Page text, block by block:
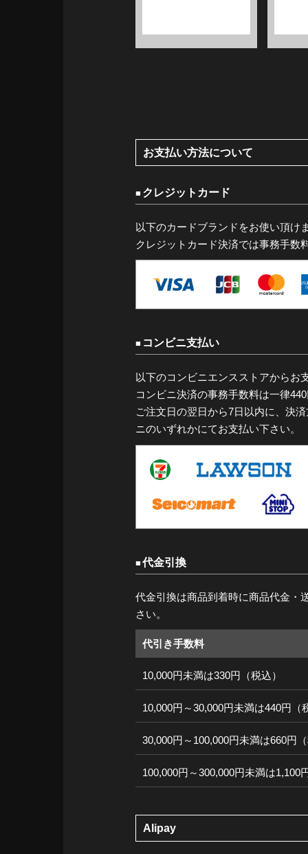
お支払い方法について
クレジットカード
以下のカードブランドをお使い頂け
クレジットカード決済では事務手数
コンビニ支払い
以下のコンビニエンスストアからお
コンビニ決済の事務手数料は一律
ご注文日の翌日から7日以内に、決
ニのいずれかにてお支払い下さい。
代金引換
代金引換は商品到着時に商品代金・
さい。
代引き手数料
10,000円未満は330円（税込）
10,000円～30,000円未満は440円（
30,000円～100,000円未満は660円
100,000円～300,000円未満は1,100
Alipay